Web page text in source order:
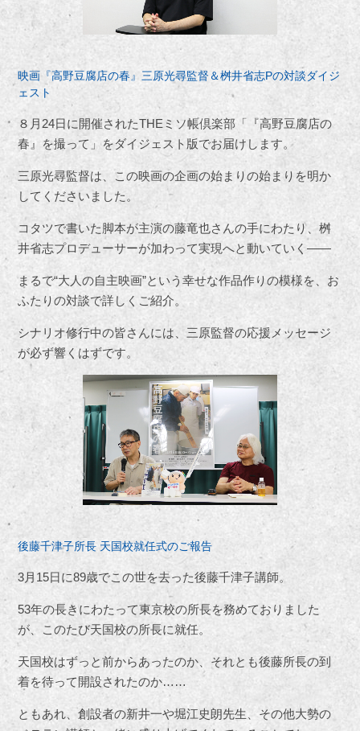
映画『高野豆腐店の春』三原光尋監督＆桝井省志Pの対談ダイジ
ェスト
８月24日に開催されたTHEミソ帳倶楽部「『高野豆腐店の
春』を撮って」をダイジェスト版でお届けします。
三原光尋監督は、この映画の企画の始まりの始まりを明か
してくださいました。
コタツで書いた脚本が主演の藤竜也さんの手にわたり、桝
井省志プロデューサーが加わって実現へと動いていく――
まるで“大人の自主映画”という幸せな作品作りの模様を、お
ふたりの対談で詳しくご紹介。
シナリオ修行中の皆さんには、三原監督の応援メッセージ
が必ず響くはずです。
後藤千津子所長 天国校就任式のご報告
3月15日に89歳でこの世を去った後藤千津子講師。
53年の長きにわたって東京校の所長を務めておりました
が、このたび天国校の所長に就任。
天国校はずっと前からあったのか、それとも後藤所長の到
着を待って開設されたのか……
ともあれ、創設者の新井一や堀江史朗先生、その他大勢の